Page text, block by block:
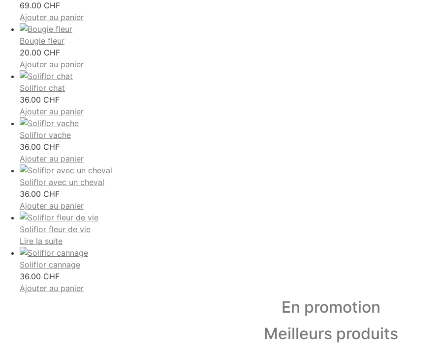
69.00 CHF
Ajouter au panier
Bougie fleur
20.00 CHF
Ajouter au panier
Soliflor chat
36.00 CHF
Ajouter au panier
Soliflor vache
36.00 CHF
Ajouter au panier
Soliflor avec un cheval
36.00 CHF
Ajouter au panier
Soliflor fleur de vie
Lire la suite
Soliflor cannage
36.00 CHF
Ajouter au panier
En promotion
Meilleurs produits